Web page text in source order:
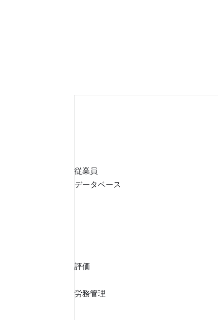
従業員
データベース
評価
労務管理